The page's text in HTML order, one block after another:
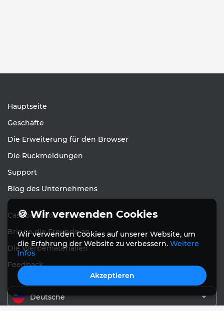
Hauptseite
Geschäfte
Die Erweiterung für den Browser
Die Rückmeldungen
Support
Blog des Unternehmens
Cashback von den Schecks
Bringe die Freunde an
Die Werbematerialien
Feedback
Deutsche
🍪 Wir verwenden Cookies
Wir verwenden Cookies auf unserer Website, um
die Erfahrung der Website zu verbessern. Weitere
Infos
Akzeptieren